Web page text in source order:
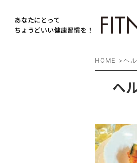
HOME >ヘ
ヘ